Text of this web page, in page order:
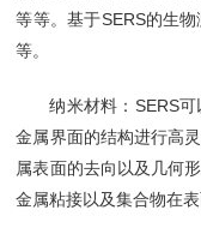
等等。基于SERS的生
等。
纳米材料：SERS可
金属界面的结构进行高
属表面的去向以及几何
金属粘接以及集合物在